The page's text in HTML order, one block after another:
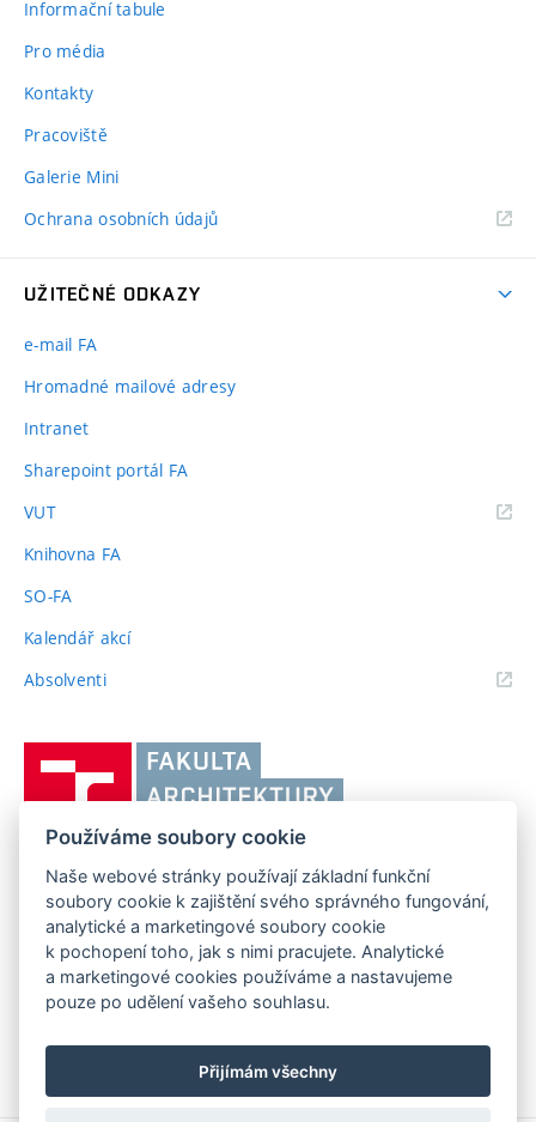
Informační tabule
Pro média
Kontakty
Pracoviště
Galerie Mini
Ochrana osobních údajů
UŽITEČNÉ ODKAZY
e-mail FA
Hromadné mailové adresy
Intranet
Sharepoint portál FA
VUT(externí
Knihovna FA
SO-FA
Kalendář akcí
Absolventi(externí
Brně,
Fakulta
architektury
FAKULTA ARCHITEKTURY VUT V BRNĚ
Poříčí 273/5, 639 00 Brno
Telefon: 54114 6600
www.fa.vutbr.cz
info@fa.vutbr.cz
Používáme soubory cookie
Naše webové stránky používají základní funkční
soubory cookie k zajištění svého správného fungování,
analytické a marketingové soubory cookie
k pochopení toho, jak s nimi pracujete. Analytické
a marketingové cookies používáme a nastavujeme
pouze po udělení vašeho souhlasu.
Přijímám všechny